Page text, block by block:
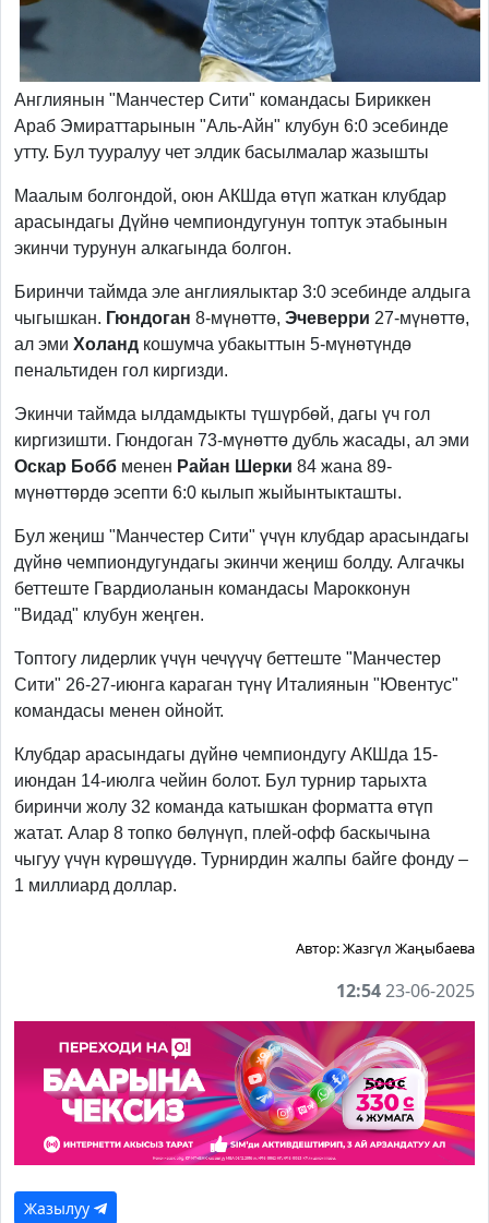
Англиянын "Манчестер Сити" командасы Бириккен
Араб Эмираттарынын "Аль-Айн" клубун 6:0 эсебинде
утту. Бул тууралуу чет элдик басылмалар жазышты
Маалым болгондой, оюн АКШда өтүп жаткан клубдар
арасындагы Дүйнө чемпиондугунун топтук этабынын
экинчи турунун алкагында болгон.
Биринчи таймда эле англиялыктар 3:0 эсебинде алдыга
чыгышкан. Гюндоган 8-мүнөттө, Эчеверри 27-мүнөттө,
ал эми Холанд кошумча убакыттын 5-мүнөтүндө
пенальтиден гол киргизди.
Экинчи таймда ылдамдыкты түшүрбөй, дагы үч гол
киргизишти. Гюндоган 73-мүнөттө дубль жасады, ал эми
Оскар Бобб менен Райан Шерки 84 жана 89-
мүнөттөрдө эсепти 6:0 кылып жыйынтыкташты.
Бул жеңиш "Манчестер Сити" үчүн клубдар арасындагы
дүйнө чемпиондугундагы экинчи жеңиш болду. Алгачкы
беттеште Гвардиоланын командасы Марокконун
"Видад" клубун жеңген.
Топтогу лидерлик үчүн чечүүчү беттеште "Манчестер
Сити" 26-27-июнга караган түнү Италиянын "Ювентус"
командасы менен ойнойт.
Клубдар арасындагы дүйнө чемпиондугу АКШда 15-
июндан 14-июлга чейин болот. Бул турнир тарыхта
биринчи жолу 32 команда катышкан форматта өтүп
жатат. Алар 8 топко бөлүнүп, плей-офф баскычына
чыгуу үчүн күрөшүүдө. Турнирдин жалпы байге фонду –
1 миллиард доллар.
Автор:Жазгүл Жаңыбаева
12:5423-06-2025
Жазылуу